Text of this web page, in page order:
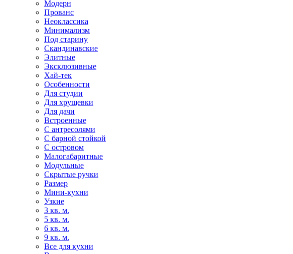
Модерн
Прованс
Неоклассика
Минимализм
Под старину
Скандинавские
Элитные
Эксклюзивные
Хай-тек
Особенности
Для студии
Для хрущевки
Для дачи
Встроенные
С антресолями
С барной стойкой
С островом
Малогабаритные
Модульные
Скрытые ручки
Размер
Мини-кухни
Узкие
3 кв. м.
5 кв. м.
6 кв. м.
9 кв. м.
Все для кухни